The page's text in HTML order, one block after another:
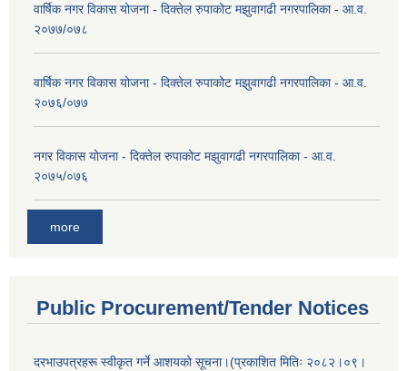
वार्षिक नगर विकास योजना - दिक्तेल रुपाकोट मझुवागढी नगरपालिका - आ.व.
२०७७/०७८
वार्षिक नगर विकास योजना - दिक्तेल रुपाकोट मझुवागढी नगरपालिका - आ.व.
२०७६/०७७
नगर विकास योजना - दिक्तेल रुपाकोट मझुवागढी नगरपालिका - आ.व.
२०७५/०७६
more
Public Procurement/Tender Notices
दरभाउपत्रहरू स्वीकृत गर्ने आशयको सूचना।(प्रकाशित मितिः २०८२।०९।